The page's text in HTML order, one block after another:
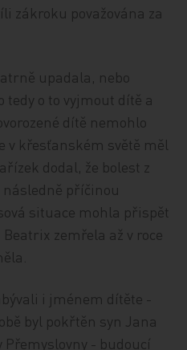
zákroku považována za
upadala, nebo
tedy o to vyjmout dítě a
dítě nemohlo
v křesťanském světě měl
dodal, že bolest z
příčinou
situace mohla přispět
zemřela až v roce
i jménem dítěte -
byl pokřtěn syn Jana
- budoucí